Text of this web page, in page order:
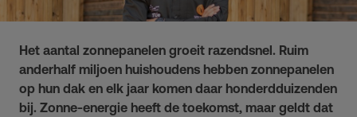
Het aantal zonnepanelen groeit razendsnel. Ruim
anderhalf miljoen huishoudens hebben zonnepanelen
op hun dak en elk jaar komen daar honderdduizenden
bij. Zonne-energie heeft de toekomst, maar geldt dat